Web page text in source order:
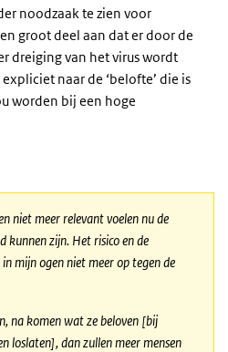
noodzaak te zien voor
groot deel aan dat er door de
dreiging van het virus wordt
naar de ‘belofte’ die is
worden bij een hoge
niet meer relevant voelen nu de
kunnen zijn. Het risico en de
mijn ogen niet meer op tegen de
na komen wat ze beloven [bij
loslaten], dan zullen meer mensen